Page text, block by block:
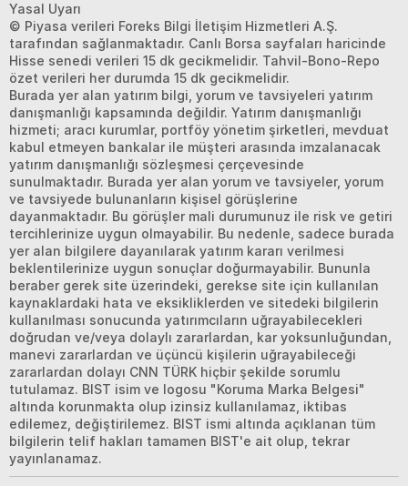
Yasal Uyarı
© Piyasa verileri Foreks Bilgi İletişim Hizmetleri A.Ş.
tarafından sağlanmaktadır. Canlı Borsa sayfaları haricinde
Hisse senedi verileri 15 dk gecikmelidir. Tahvil-Bono-Repo
özet verileri her durumda 15 dk gecikmelidir.
Burada yer alan yatırım bilgi, yorum ve tavsiyeleri yatırım
danışmanlığı kapsamında değildir. Yatırım danışmanlığı
hizmeti; aracı kurumlar, portföy yönetim şirketleri, mevduat
kabul etmeyen bankalar ile müşteri arasında imzalanacak
yatırım danışmanlığı sözleşmesi çerçevesinde
sunulmaktadır. Burada yer alan yorum ve tavsiyeler, yorum
ve tavsiyede bulunanların kişisel görüşlerine
dayanmaktadır. Bu görüşler mali durumunuz ile risk ve getiri
tercihlerinize uygun olmayabilir. Bu nedenle, sadece burada
yer alan bilgilere dayanılarak yatırım kararı verilmesi
beklentilerinize uygun sonuçlar doğurmayabilir. Bununla
beraber gerek site üzerindeki, gerekse site için kullanılan
kaynaklardaki hata ve eksikliklerden ve sitedeki bilgilerin
kullanılması sonucunda yatırımcıların uğrayabilecekleri
doğrudan ve/veya dolaylı zararlardan, kar yoksunluğundan,
manevi zararlardan ve üçüncü kişilerin uğrayabileceği
zararlardan dolayı CNN TÜRK hiçbir şekilde sorumlu
tutulamaz. BIST isim ve logosu "Koruma Marka Belgesi"
altında korunmakta olup izinsiz kullanılamaz, iktibas
edilemez, değiştirilemez. BIST ismi altında açıklanan tüm
bilgilerin telif hakları tamamen BIST'e ait olup, tekrar
yayınlanamaz.